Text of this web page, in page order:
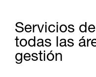
Servicios
todas las
gestión